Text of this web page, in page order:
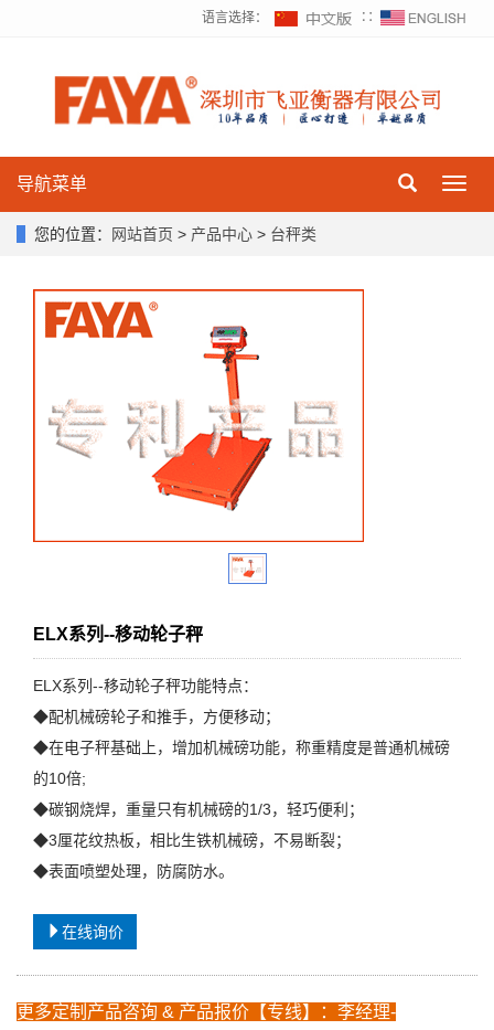
语言选择： ∷
导航菜单
您的位置： 网站首页 > 产品中心 > 台秤类
ELX系列--移动轮子秤
ELX系列--移动轮子秤功能特点：
◆配机械磅轮子和推手，方便移动；
◆在电子秤基础上，增加机械磅功能，称重精度是普通机械磅
的10倍;
◆碳钢烧焊，重量只有机械磅的1/3，轻巧便利；
◆3厘花纹热板，相比生铁机械磅，不易断裂；
◆表面喷塑处理，防腐防水。
在线询价
更多定制产品咨询 & 产品报价【专线】： 李经理-